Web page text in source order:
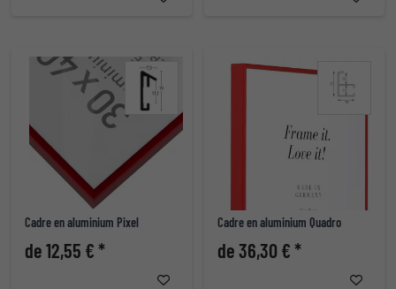
Cadre en aluminium Pixel
de 12,55 € *
Cadre en aluminium Quadro
de 36,30 € *